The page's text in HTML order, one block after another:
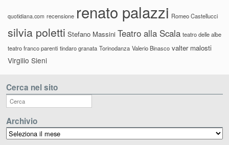
quotidiana.com recensione renato palazzi Romeo Castellucci
silvia poletti Stefano Massini Teatro alla Scala teatro delle albe
teatro franco parenti tindaro granata Torinodanza Valerio Binasco valter malosti
Virgilio Sieni
Cerca nel sito
Archivio
Archivio